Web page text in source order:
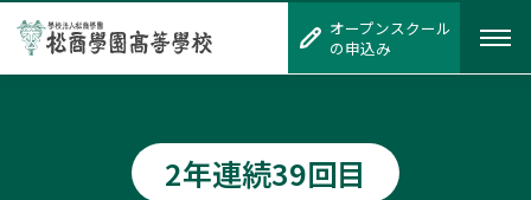
オープンスクール
の申込み
オープンスクール
の申込み
2年連続39回目